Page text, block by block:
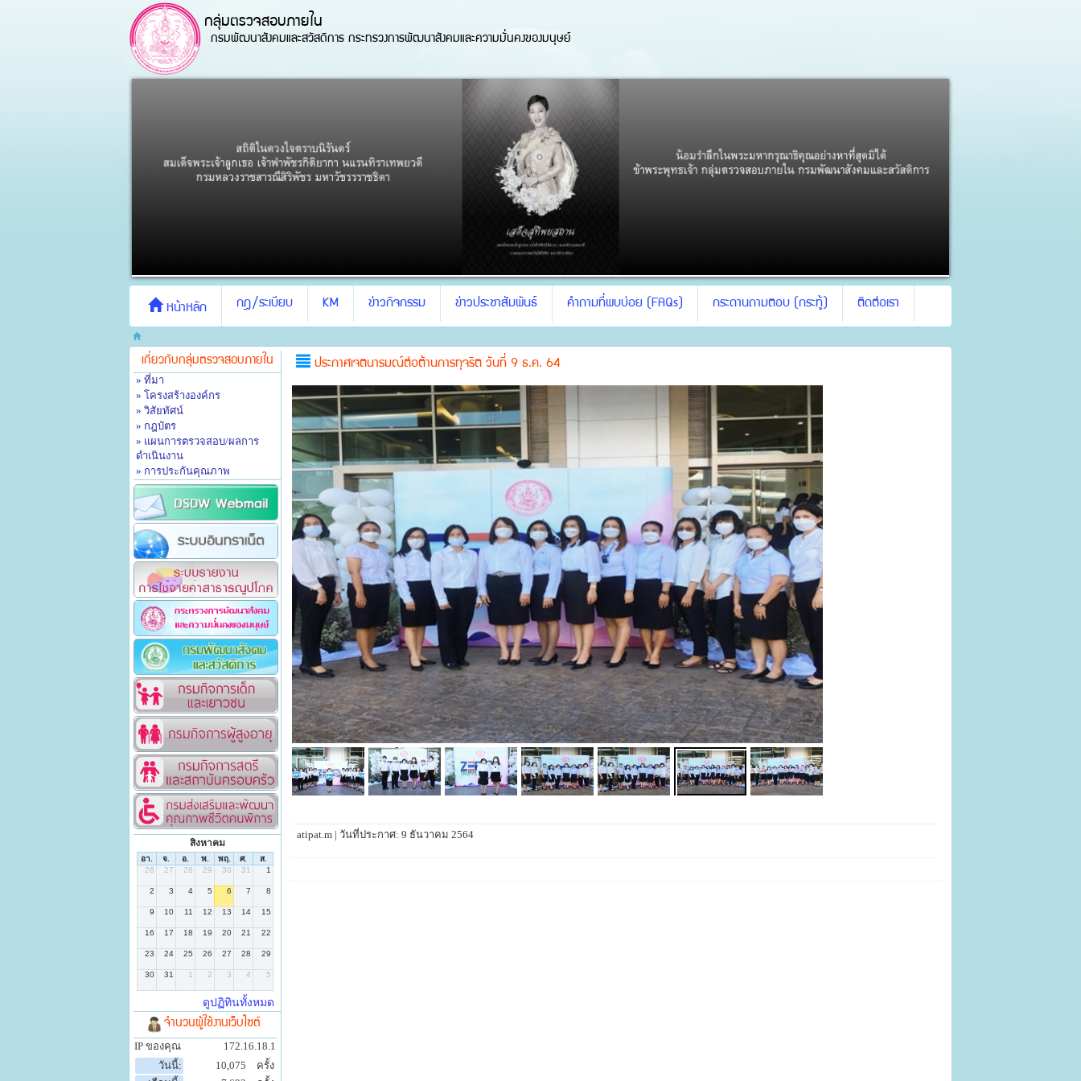
กลุ่มตรวจสอบภายใน
กรมพัฒนาสังคมและสวัสดิการ กระทรวงการพัฒนาสังคมและความมั่นคงของมนุษย์
หน้าหลัก กฎ/ระเบียบ KM ข่าวกิจกรรม ข่าวประชาสัมพันธ์ คำถามที่พบบ่อย (FAQs) กระดานถามตอบ (กระทู้) ติดต่อเรา
เกี่ยวกับกลุ่มตรวจสอบภายใน
» ที่มา
» โครงสร้างองค์กร
» วิสัยทัศน์
» กฎบัตร
» แผนการตรวจสอบ/ผลการ
ดำเนินงาน
» การประกันคุณภาพ
สิงหาคม
จำนวนผู้ใช้งานเว็บไซต์
IP ของคุณ
172.16.18.1
วันนี้:
10,075
ครั้ง
ประกาศเจตนารมณ์ต่อต้านการทุจริต วันที่ 9 ธ.ค. 64
atipat.m | วันที่ประกาศ: 9 ธันวาคม 2564